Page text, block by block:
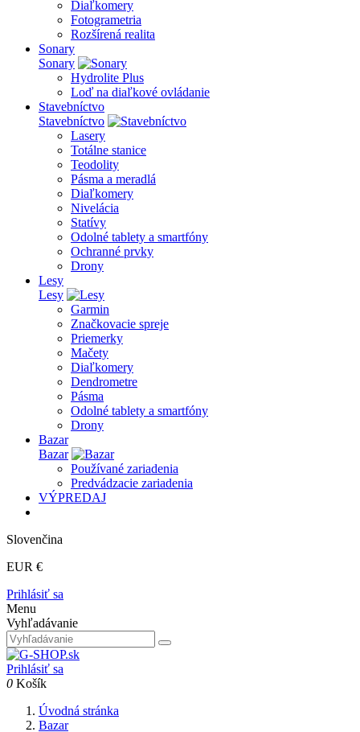
Diaľkomery
Fotogrametria
Rozšírená realita
Sonary
Sonary
Hydrolite Plus
Loď na diaľkové ovládanie
Stavebníctvo
Stavebníctvo
Lasery
Totálne stanice
Teodolity
Pásma a meradlá
Diaľkomery
Nivelácia
Statívy
Odolné tablety a smartfóny
Ochranné prvky
Drony
Lesy
Lesy
Garmin
Značkovacie spreje
Priemerky
Mačety
Diaľkomery
Dendrometre
Pásma
Odolné tablety a smartfóny
Drony
Bazar
Bazar
Používané zariadenia
Predvádzacie zariadenia
VÝPREDAJ
Slovenčina
EUR €
Prihlásiť sa
Menu
Vyhľadávanie
Prihlásiť sa
0 Košík
Úvodná stránka
Bazar